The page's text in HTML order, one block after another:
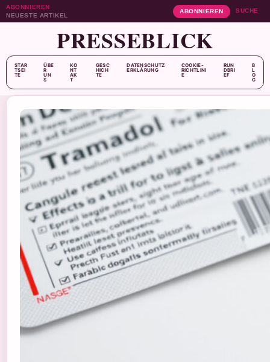
ABONNIEREN
NEUESTE ARTIKEL
ABONNIEREN SUCHE
PRESSEBLICK
STAR
TSEI
TE
ÜBE
R
UN
S
KO
NT
AK
T
GESC
HICH
TE
DATENSCHUTZ
ERKLÄRUNG
COOKIE-
RICHTLINI
E
RUN
DBRI
EF
B
L
O
G